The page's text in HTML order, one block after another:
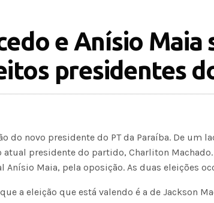
e Anísio Maia
presidentes
do novo presidente do PT da Paraíba. De um
atual presidente do partido, Charliton
Anísio Maia, pela oposição. As duas eleições
a eleição que está valendo é a de Jackson